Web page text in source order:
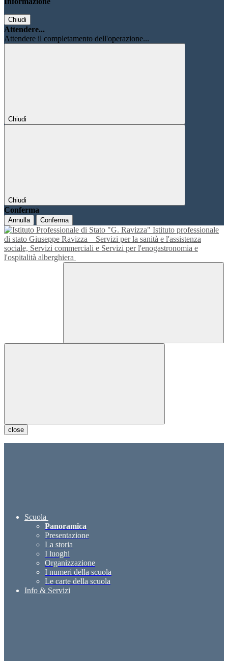
Chiudi
Attendere...
Attendere il completamento dell'operazione...
Chiudi
Chiudi
Conferma
Annulla Conferma
Istituto professionale
di stato Giuseppe Ravizza
Servizi per la sanità e l'assistenza
sociale, Servizi commerciali e Servizi per l'enogastronomia e
l'ospitalità alberghiera
close
Scuola
Panoramica
Presentazione
La storia
I luoghi
Organizzazione
I numeri della scuola
Le carte della scuola
Info & Servizi